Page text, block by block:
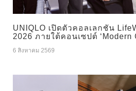
UNIQLO เปิดตัวคอลเลกชัน
2026 ภายใต้คอนเซปต์ ‘Modern
6 สิงหาคม 2569